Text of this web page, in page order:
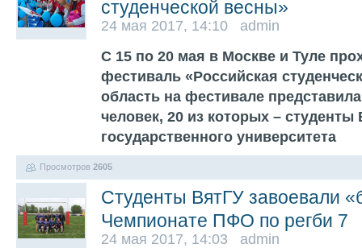
студенческой весны»
24 мая 2017, 14:10 admin
С 15 по 20 мая в Москве и Туле
фестиваль «Российская
область на фестивале
человек, 20 из которых – студенты
государственного университета
Просмотров 2605
Студенты ВятГУ завоевали
Чемпионате ПФО по регби 7
24 мая 2017, 14:03 admin